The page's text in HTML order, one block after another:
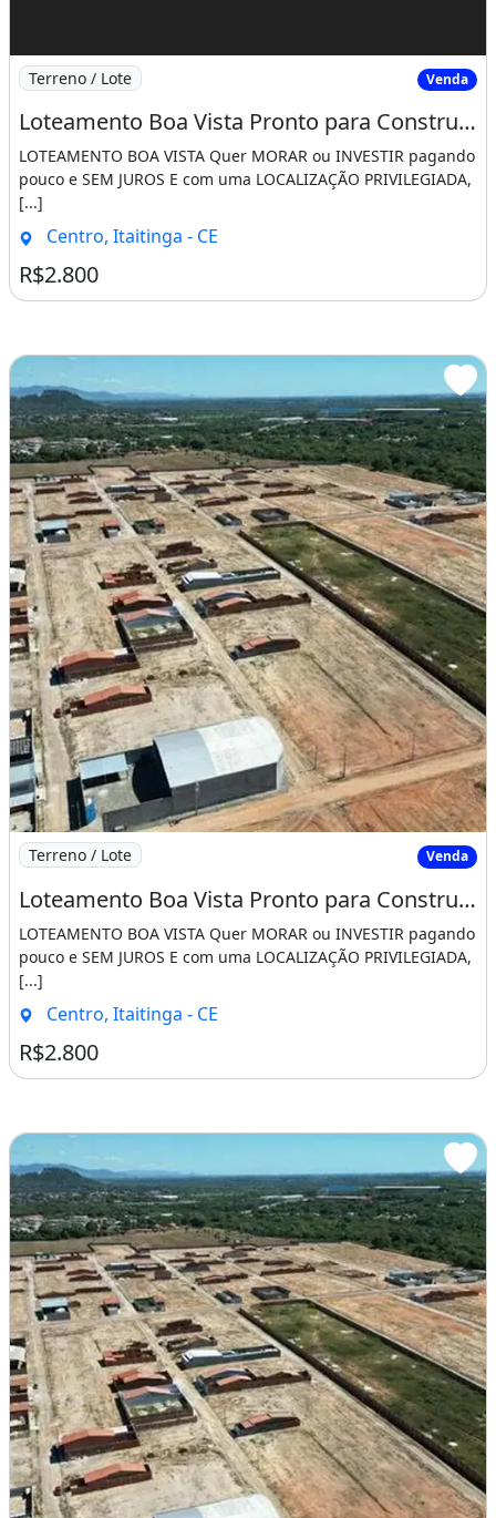
Imagem: Loteamento Boa Vista Pronto para Construir
Terreno / Lote Venda
Loteamento Boa Vista Pronto para Construir Saia do Aluguel Agora!!!!. Neste Momento
LOTEAMENTO BOA VISTA Quer MORAR ou INVESTIR pagando
pouco e SEM JUROS E com uma LOCALIZAÇÃO PRIVILEGIADA,
[...]
Centro, Itaitinga - CE
R$2.800
Imagem: Loteamento Boa Vista Pronto para Construir
Terreno / Lote Venda
Loteamento Boa Vista Pronto para Construir Saia do Aluguel Agora!!!!. De Antemão
LOTEAMENTO BOA VISTA Quer MORAR ou INVESTIR pagando
pouco e SEM JUROS E com uma LOCALIZAÇÃO PRIVILEGIADA,
[...]
Centro, Itaitinga - CE
R$2.800